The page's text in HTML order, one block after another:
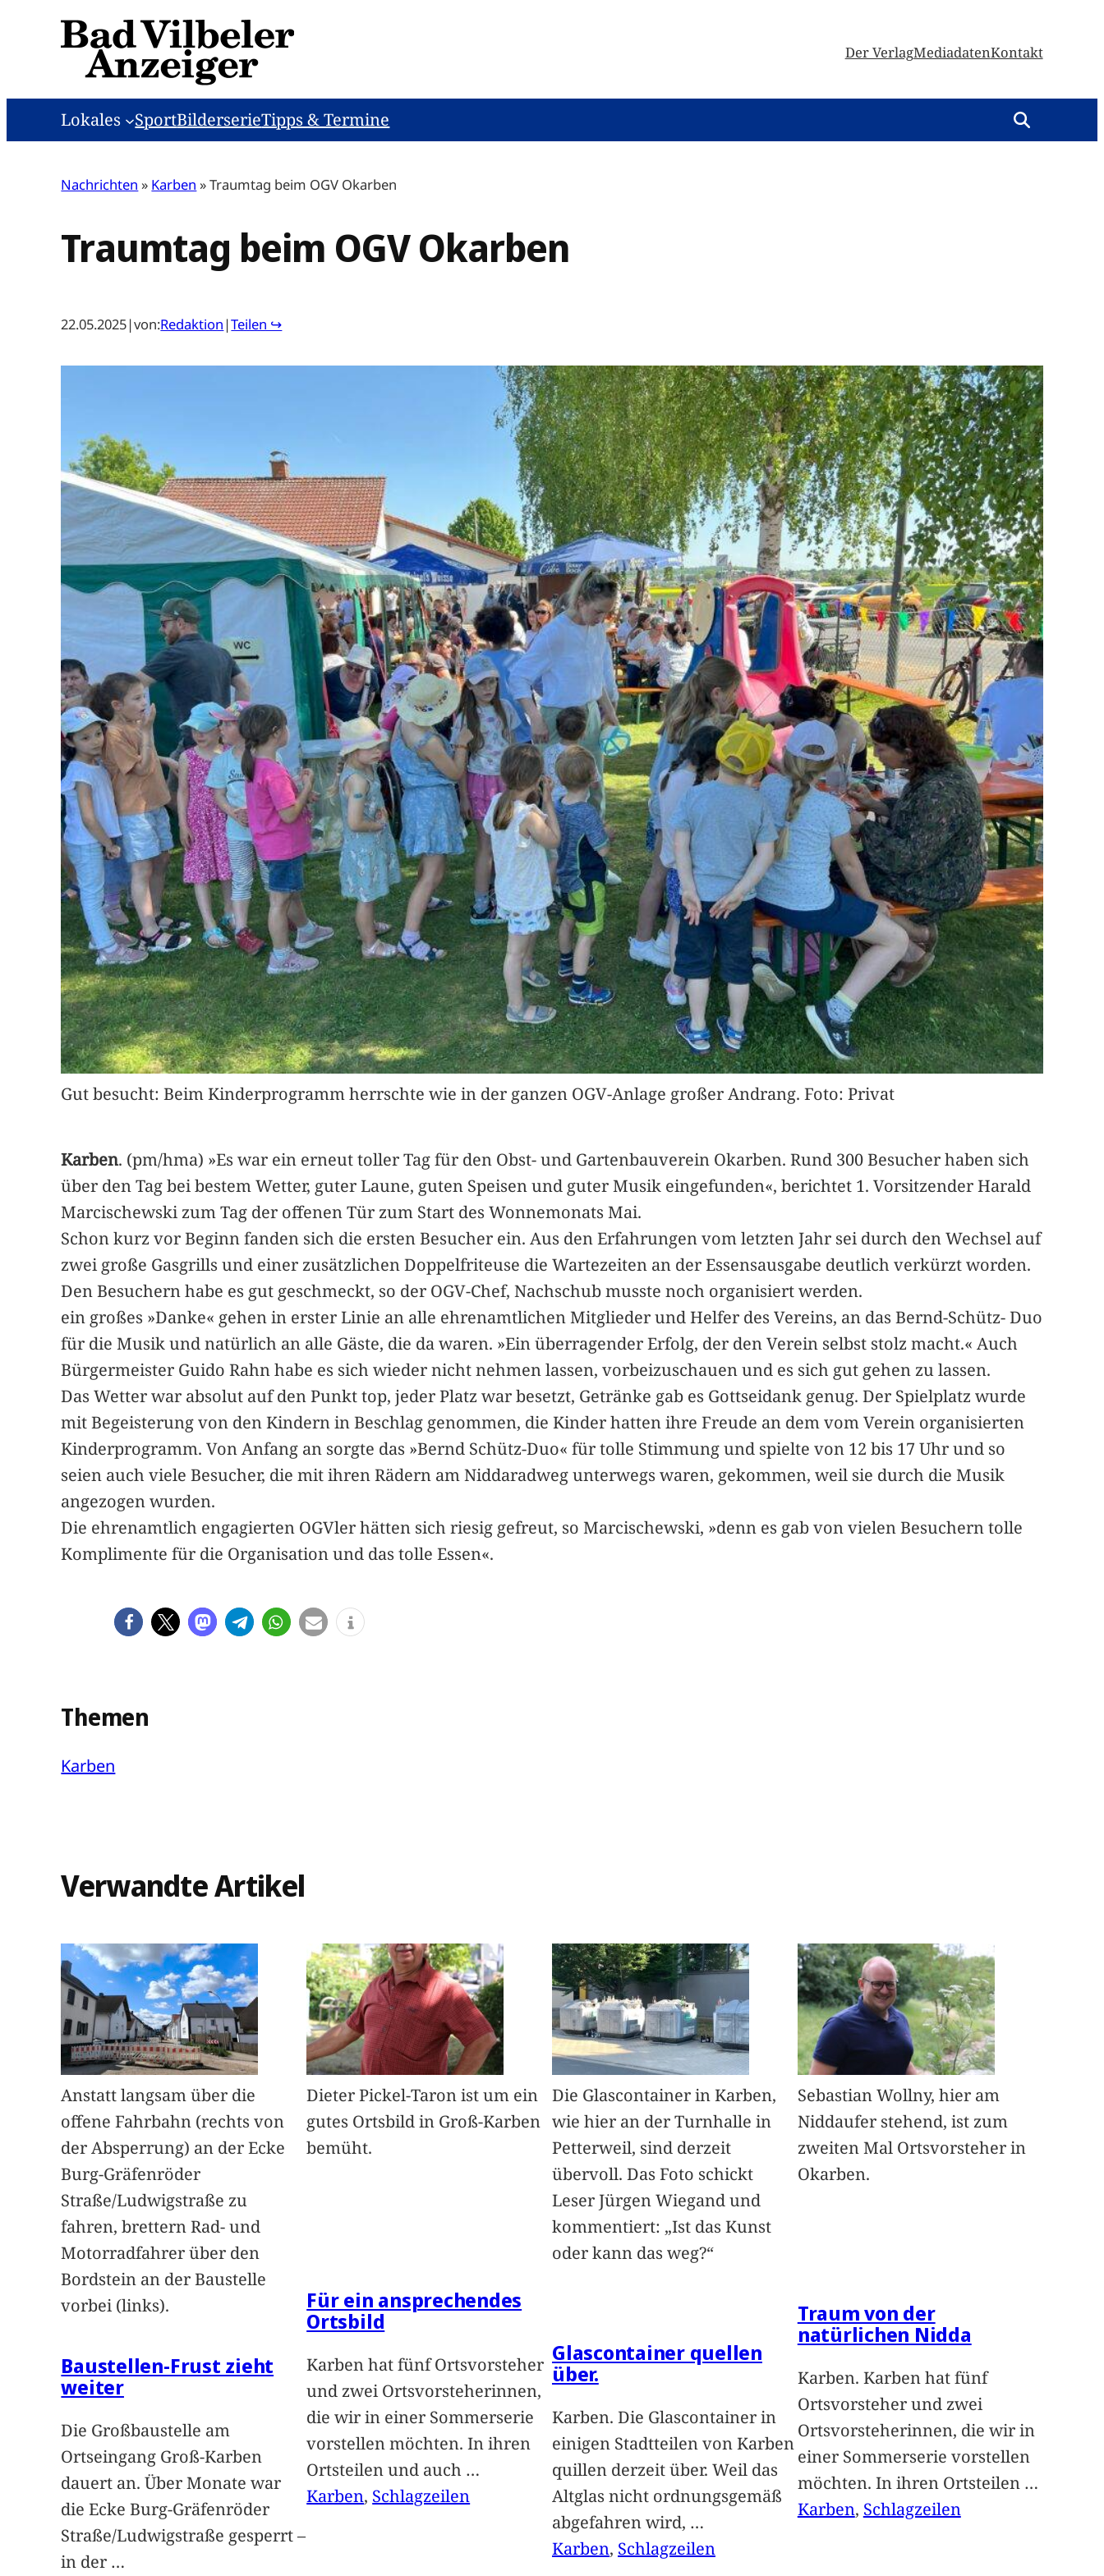
Der VerlagMediadatenKontakt
Lokales SportBilderserieTipps & Termine
Nachrichten » Karben »Traumtag beim OGV Okarben
Traumtag beim OGV Okarben
22.05.2025|von:Redaktion |Teilen ↪
Gut besucht: Beim Kinderprogramm herrschte wie in der ganzen OGV-Anlage großer Andrang. Foto: Privat
Karben. (pm/hma) »Es war ein erneut toller Tag für den Obst- und Gartenbauverein Okarben. Rund 300 Besucher haben sich
über den Tag bei bestem Wetter, guter Laune, guten Speisen und guter Musik eingefunden«, berichtet 1. Vorsitzender Harald
Marcischewski zum Tag der offenen Tür zum Start des Wonnemonats Mai.
Schon kurz vor Beginn fanden sich die ersten Besucher ein. Aus den Erfahrungen vom letzten Jahr sei durch den Wechsel auf
zwei große Gasgrills und einer zusätzlichen Doppelfriteuse die Wartezeiten an der Essensausgabe deutlich verkürzt worden.
Den Besuchern habe es gut geschmeckt, so der OGV-Chef, Nachschub musste noch organisiert werden.
ein großes »Danke« gehen in erster Linie an alle ehrenamtlichen Mitglieder und Helfer des Vereins, an das Bernd-Schütz- Duo
für die Musik und natürlich an alle Gäste, die da waren. »Ein überragender Erfolg, der den Verein selbst stolz macht.« Auch
Bürgermeister Guido Rahn habe es sich wieder nicht nehmen lassen, vorbeizuschauen und es sich gut gehen zu lassen.
Das Wetter war absolut auf den Punkt top, jeder Platz war besetzt, Getränke gab es Gottseidank genug. Der Spielplatz wurde
mit Begeisterung von den Kindern in Beschlag genommen, die Kinder hatten ihre Freude an dem vom Verein organisierten
Kinderprogramm. Von Anfang an sorgte das »Bernd Schütz-Duo« für tolle Stimmung und spielte von 12 bis 17 Uhr und so
seien auch viele Besucher, die mit ihren Rädern am Niddaradweg unterwegs waren, gekommen, weil sie durch die Musik
angezogen wurden.
Die ehrenamtlich engagierten OGVler hätten sich riesig gefreut, so Marcischewski, »denn es gab von vielen Besuchern tolle
Komplimente für die Organisation und das tolle Essen«.
Themen
Karben
Verwandte Artikel
Anstatt langsam über die
offene Fahrbahn (rechts von
der Absperrung) an der Ecke
Burg-Gräfenröder
Straße/Ludwigstraße zu
fahren, brettern Rad- und
Motorradfahrer über den
Bordstein an der Baustelle
vorbei (links).
Baustellen-Frust zieht
weiter
Die Großbaustelle am
Ortseingang Groß-Karben
dauert an. Über Monate war
die Ecke Burg-Gräfenröder
Straße/Ludwigstraße gesperrt –
in der …
Dieter Pickel-Taron ist um ein
gutes Ortsbild in Groß-Karben
bemüht.
Für ein ansprechendes
Ortsbild
Karben hat fünf Ortsvorsteher
und zwei Ortsvorsteherinnen,
die wir in einer Sommerserie
vorstellen möchten. In ihren
Ortsteilen und auch …
Karben, Schlagzeilen
Die Glascontainer in Karben,
wie hier an der Turnhalle in
Petterweil, sind derzeit
übervoll. Das Foto schickt
Leser Jürgen Wiegand und
kommentiert: „Ist das Kunst
oder kann das weg?“
Glascontainer quellen
über.
Karben. Die Glascontainer in
einigen Stadtteilen von Karben
quillen derzeit über. Weil das
Altglas nicht ordnungsgemäß
abgefahren wird, …
Karben, Schlagzeilen
Sebastian Wollny, hier am
Niddaufer stehend, ist zum
zweiten Mal Ortsvorsteher in
Okarben.
Traum von der
natürlichen Nidda
Karben. Karben hat fünf
Ortsvorsteher und zwei
Ortsvorsteherinnen, die wir in
einer Sommerserie vorstellen
möchten. In ihren Ortsteilen …
Karben, Schlagzeilen